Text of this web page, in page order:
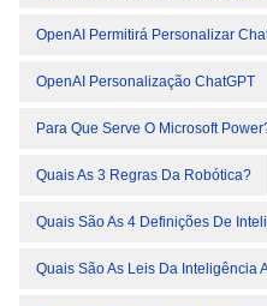
OpenAI Permitirá Personalizar
OpenAI Personalização ChatGPT
Para Que Serve O Microsoft
Quais As 3 Regras Da Robótica?
Quais São As 4 Definições De
Quais São As Leis Da Inteligência